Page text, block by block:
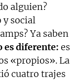
alguien?
y social
Ya saben
es diferente: es
«propios». La
cuatro trajes